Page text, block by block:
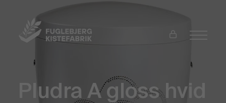
Pludra A gloss hvid